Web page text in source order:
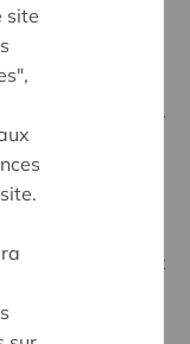
et participatives –
un succès
qui
au capital et aux
site